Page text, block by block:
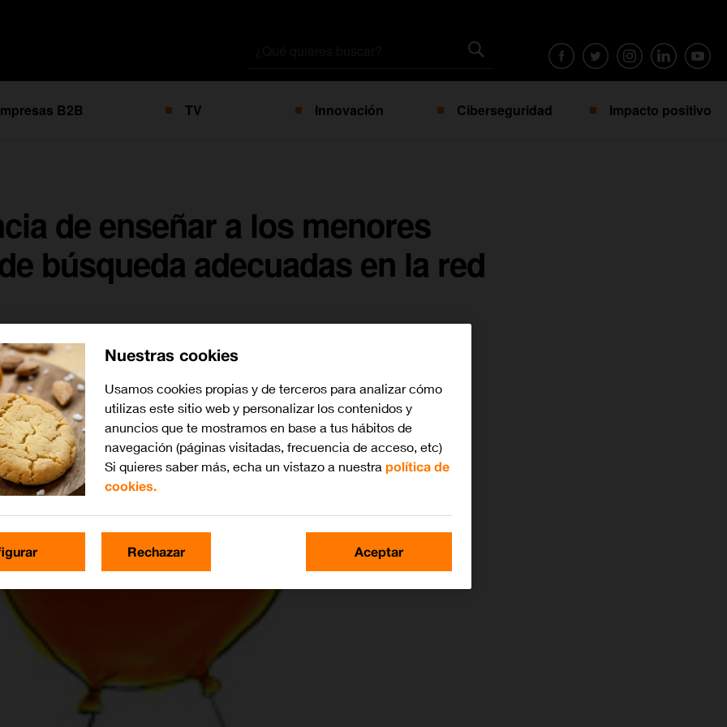
B2B TV Innovación Ciberseguridad Impacto positivo
de enseñar a los menores
búsqueda adecuadas en la red
Nuestras cookies
Usamos cookies propias y de terceros para analizar cómo
utilizas este sitio web y personalizar los contenidos y
anuncios que te mostramos en base a tus hábitos de
navegación (páginas visitadas, frecuencia de acceso, etc)
Si quieres saber más, echa un vistazo a nuestra política de
cookies.
Rechazar Aceptar